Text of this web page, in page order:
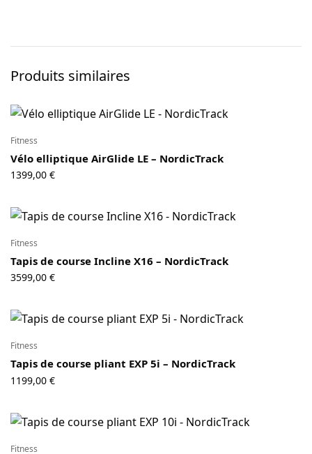
Produits similaires
Fitness
Vélo elliptique AirGlide LE – NordicTrack
1399,00 €
Fitness
Tapis de course Incline X16 – NordicTrack
3599,00 €
Fitness
Tapis de course pliant EXP 5i – NordicTrack
1199,00 €
Fitness